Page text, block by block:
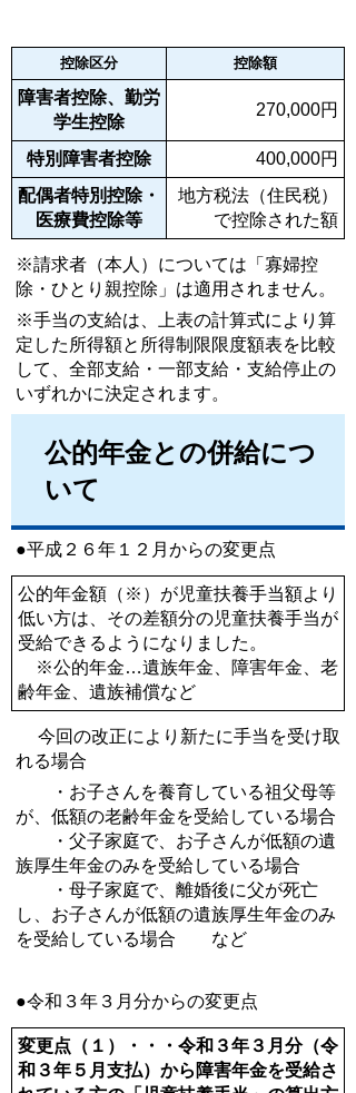
控除区分 控除額
障害者控除、勤労
学生控除
270,000円
特別障害者控除
400,000円
配偶者特別控除・
医療費控除等
地方税法（住民税）
で控除された額
※請求者（本人）については「寡婦控
除・ひとり親控除」は適用されません。
※手当の支給は、上表の計算式により算
定した所得額と所得制限限度額表を比較
して、全部支給・一部支給・支給停止の
いずれかに決定されます。
公的年金との併給につ
いて
●平成２６年１２月からの変更点
公的年金額（※）が児童扶養手当額より
低い方は、その差額分の児童扶養手当が
受給できるようになりました。
※公的年金…遺族年金、障害年金、老
齢年金、遺族補償など
今回の改正により新たに手当を受け取
れる場合
・お子さんを養育している祖父母等
が、低額の老齢年金を受給している場合
・父子家庭で、お子さんが低額の遺
族厚生年金のみを受給している場合
・母子家庭で、離婚後に父が死亡
し、お子さんが低額の遺族厚生年金のみ
を受給している場合 など
●令和３年３月分からの変更点
変更点（１）・・・令和３年３月分（令
和３年５月支払）から障害年金を受給さ